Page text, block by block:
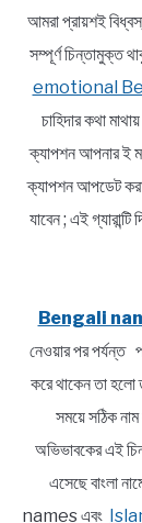
আমরা প্রায়শই
সম্পূর্ণ চিন্তামুক্ত
emotional
চাহিদার কথা
ক্যাপশন আপনার ই
ক্যাপশন আপডেট
যাবেন ; এই
Bengali
নেওয়ার পর পর্যন্ত
করে থাকেন তা হলো
সময়ে সঠিক
অভিভাবকের এই
এসেছে বাংলা
names এবং